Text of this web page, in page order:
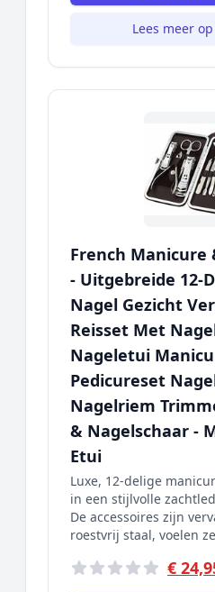
Lees meer
French Manicure
- Uitgebreide 12-
Nagel Gezicht
Reisset Met
Nageletui
Pedicureset
Nagelriem
& Nagelschaar -
Etui
Luxe, 12-delige
in een stijlvolle
De accessoires zijn
roestvrij staal, voelen
€